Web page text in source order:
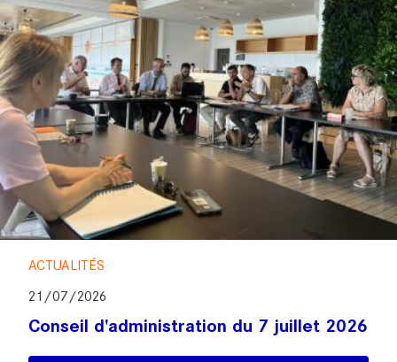
ACTUALITÉS
21/07/2026
Conseil d'administration du 7 juillet 2026